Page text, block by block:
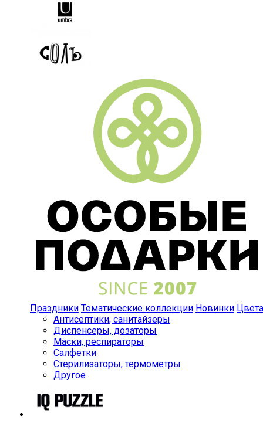
Праздники Тематические коллекции Новинки Цвета
Антисептики, санитайзеры
Диспенсеры, дозаторы
Маски, респираторы
Салфетки
Стерилизаторы, термометры
Другое